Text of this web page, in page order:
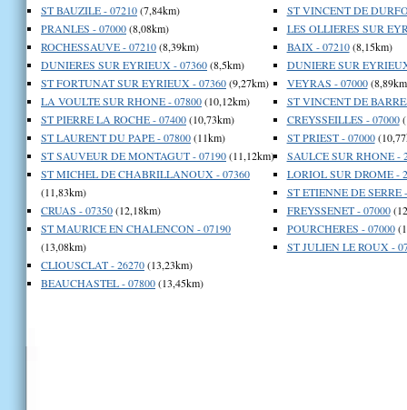
ST BAUZILE - 07210(7,84km)
PRANLES - 07000(8,08km)
ROCHESSAUVE - 07210(8,39km)
DUNIERES SUR EYRIEUX - 07360(8,5km)
ST FORTUNAT SUR EYRIEUX - 07360(9,27km)
LA VOULTE SUR RHONE - 07800(10,12km)
ST PIERRE LA ROCHE - 07400(10,73km)
ST LAURENT DU PAPE - 07800(11km)
ST SAUVEUR DE MONTAGUT - 07190(11,12km)
ST MICHEL DE CHABRILLANOUX - 07360
(11,83km)
CRUAS - 07350(12,18km)
ST MAURICE EN CHALENCON - 07190
(13,08km)
CLIOUSCLAT - 26270(13,23km)
BEAUCHASTEL - 07800(13,45km)
ST VINCENT DE
LES OLLIERES SUR
BAIX - 07210(8,15km)
DUNIERE SUR
VEYRAS - 07000
ST VINCENT DE
CREYSSEILLES - 07000
ST PRIEST - 07000
SAULCE SUR RHONE -
LORIOL SUR DROME -
ST ETIENNE DE SERRE
FREYSSENET - 07000
POURCHERES - 07000
ST JULIEN LE ROUX -